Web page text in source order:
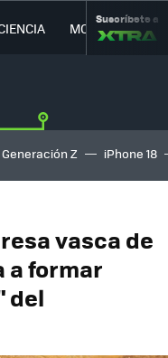
MOVILIDAD
Suscríbete a
Generación Z iPhone 18
vasca de
a formar
del